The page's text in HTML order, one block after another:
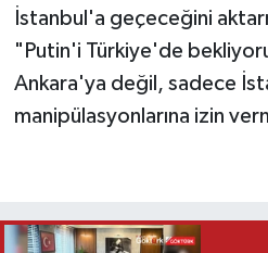
İstanbul'a geçeceğini
"Putin'i Türkiye'de
Ankara'ya değil, sadece
manipülasyonlarına izin